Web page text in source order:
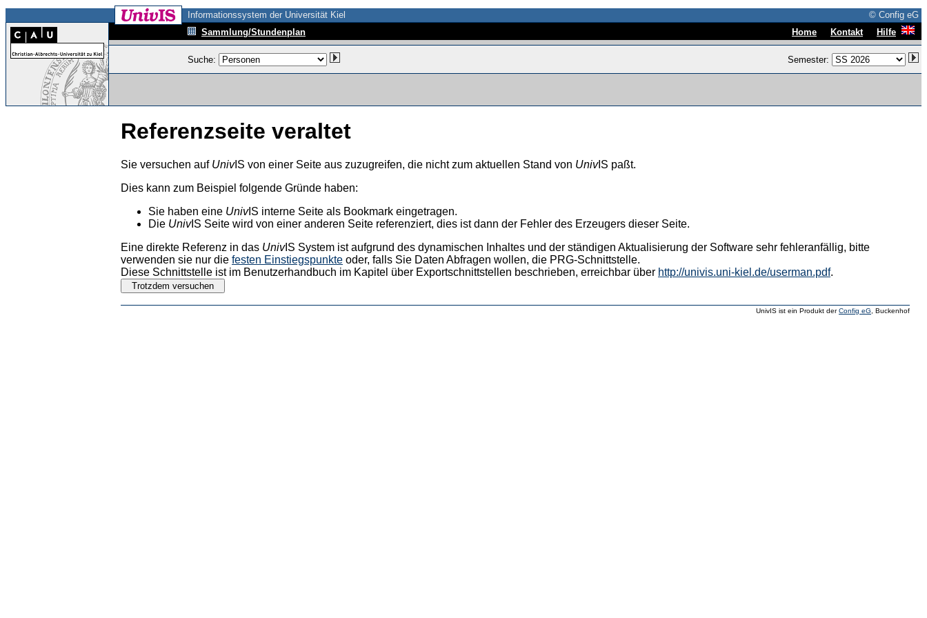
Informationssystem der Universität Kiel
© Config eG
Sammlung/Stundenplan
Home Kontakt Hilfe
Suche: Semester:
Referenzseite veraltet
Sie versuchen auf UnivIS von einer Seite aus zuzugreifen, die nicht zum aktuellen Stand von UnivIS paßt.
Dies kann zum Beispiel folgende Gründe haben:
Sie haben eine UnivIS interne Seite als Bookmark eingetragen.
Die UnivIS Seite wird von einer anderen Seite referenziert, dies ist dann der Fehler des Erzeugers dieser Seite.
Eine direkte Referenz in das UnivIS System ist aufgrund des dynamischen Inhaltes und der ständigen Aktualisierung der Software sehr fehleranfällig, bitte
verwenden sie nur die festen Einstiegspunkte oder, falls Sie Daten Abfragen wollen, die PRG-Schnittstelle.
Diese Schnittstelle ist im Benutzerhandbuch im Kapitel über Exportschnittstellen beschrieben, erreichbar über http://univis.uni-kiel.de/userman.pdf.
UnivIS ist ein Produkt derConfig eG , Buckenhof